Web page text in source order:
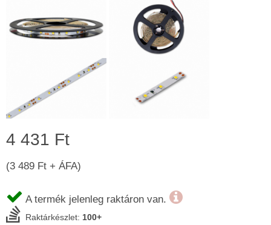
4 431 Ft
(3 489 Ft + ÁFA)
A termék jelenleg raktáron van.
Raktárkészlet: 100+